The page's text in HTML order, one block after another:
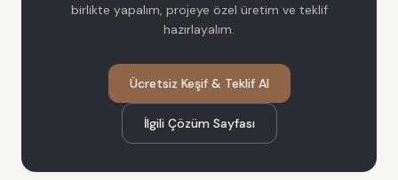
birlikte yapalım, projeye özel üretim ve teklif
hazırlayalım.
Ücretsiz Keşif & Teklif Al
İlgili Çözüm Sayfası